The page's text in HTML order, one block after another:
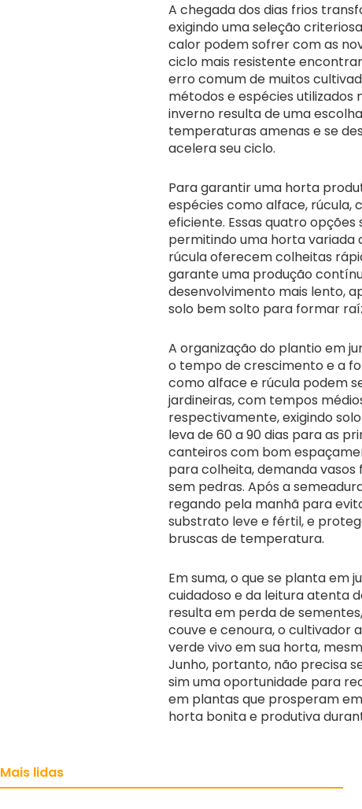
A chegada dos dias frios
exigindo uma seleção
calor podem sofrer com as
ciclo mais resistente
erro comum de muitos
métodos e espécies utilizados
inverno resulta de uma
temperaturas amenas e se
acelera seu ciclo.
Para garantir uma horta
espécies como alface,
eficiente. Essas quatro
permitindo uma horta variada
rúcula oferecem colheitas
garante uma produção
desenvolvimento mais lento,
solo bem solto para formar
A organização do plantio em
o tempo de crescimento e a
como alface e rúcula podem
jardineiras, com tempos
respectivamente, exigindo
leva de 60 a 90 dias para as
canteiros com bom
para colheita, demanda
sem pedras. Após a
regando pela manhã para
substrato leve e fértil, e
bruscas de temperatura.
Em suma, o que se planta em
cuidadoso e da leitura atenta
resulta em perda de
couve e cenoura, o cultivador
verde vivo em sua horta,
Junho, portanto, não precisa
sim uma oportunidade para
em plantas que prosperam
horta bonita e produtiva
Mais lidas